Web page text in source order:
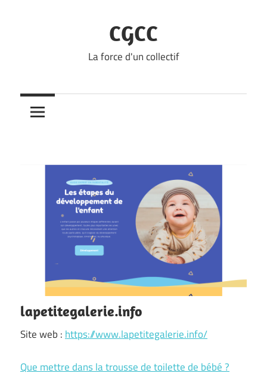
CGCC
La force d'un collectif
lapetitegalerie.info
Site web : https://www.lapetitegalerie.info/
Que mettre dans la trousse de toilette de bébé ?